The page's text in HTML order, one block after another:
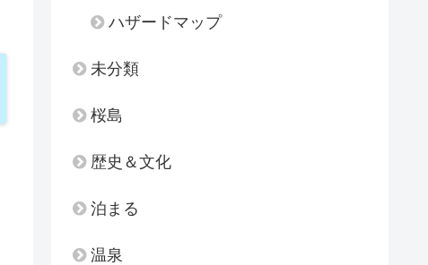
ハザードマップ
未分類
桜島
歴史＆文化
泊まる
温泉